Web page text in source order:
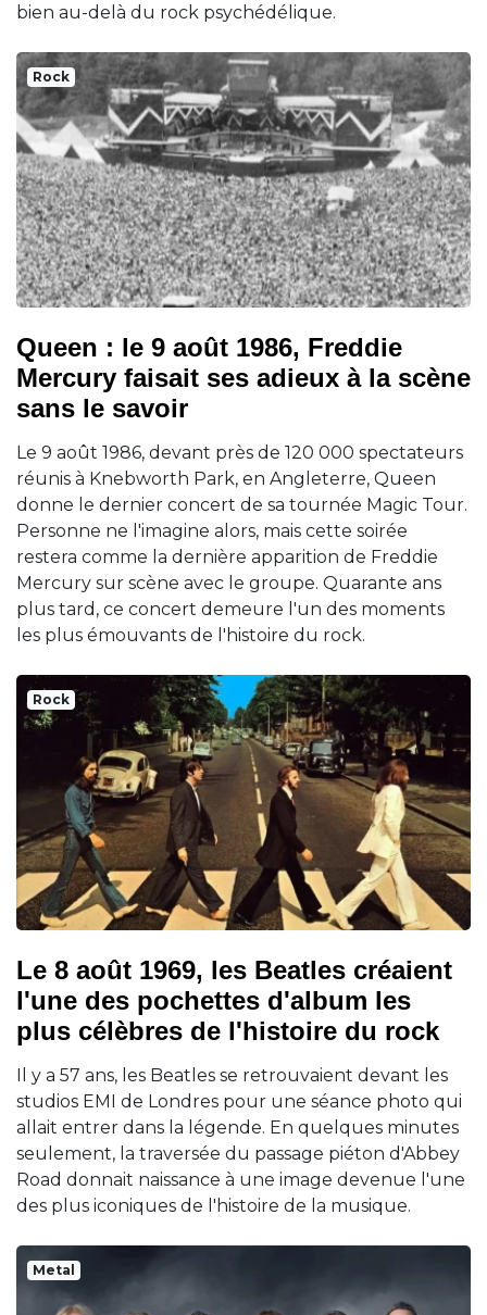
bien au-delà du rock psychédélique.
Rock
Queen : le 9 août 1986, Freddie
Mercury faisait ses adieux à la scène
sans le savoir
Le 9 août 1986, devant près de 120 000 spectateurs
réunis à Knebworth Park, en Angleterre, Queen
donne le dernier concert de sa tournée Magic Tour.
Personne ne l'imagine alors, mais cette soirée
restera comme la dernière apparition de Freddie
Mercury sur scène avec le groupe. Quarante ans
plus tard, ce concert demeure l'un des moments
les plus émouvants de l'histoire du rock.
Rock
Le 8 août 1969, les Beatles créaient
l'une des pochettes d'album les
plus célèbres de l'histoire du rock
Il y a 57 ans, les Beatles se retrouvaient devant les
studios EMI de Londres pour une séance photo qui
allait entrer dans la légende. En quelques minutes
seulement, la traversée du passage piéton d'Abbey
Road donnait naissance à une image devenue l'une
des plus iconiques de l'histoire de la musique.
Metal